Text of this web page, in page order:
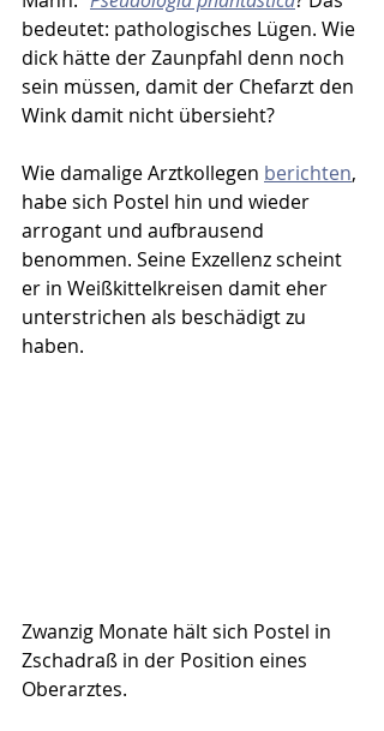
bedeutet: pathologisches Lügen. Wie
dick hätte der Zaunpfahl denn noch
sein müssen, damit der Chefarzt den
Wink damit nicht übersieht?
Wie damalige Arztkollegen berichten,
habe sich Postel hin und wieder
arrogant und aufbrausend
benommen. Seine Exzellenz scheint
er in Weißkittelkreisen damit eher
unterstrichen als beschädigt zu
haben.
Zwanzig Monate hält sich Postel in
Zschadraß in der Position eines
Oberarztes.